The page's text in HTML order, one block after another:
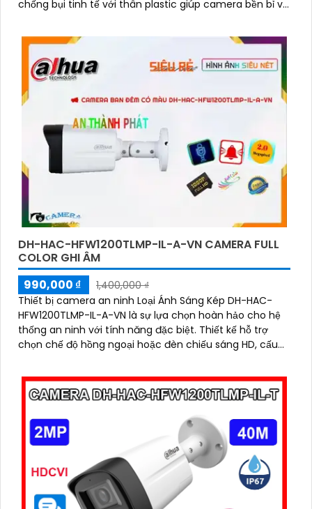
chống bụi tinh tế với thân plastic giúp camera bền bỉ và
DH-HAC-HFW1200TLMP-IL-A-VN CAMERA FULL
COLOR GHI ÂM
990,000 ₫
1,400,000 ₫
Thiết bị camera an ninh Loại Ánh Sáng Kép DH-HAC-
HFW1200TLMP-IL-A-VN là sự lựa chọn hoàn hảo cho hệ
thống an ninh với tính năng đặc biệt. Thiết kế hỗ trợ
chọn chế độ hồng ngoại hoặc đèn chiếu sáng HD, cấu